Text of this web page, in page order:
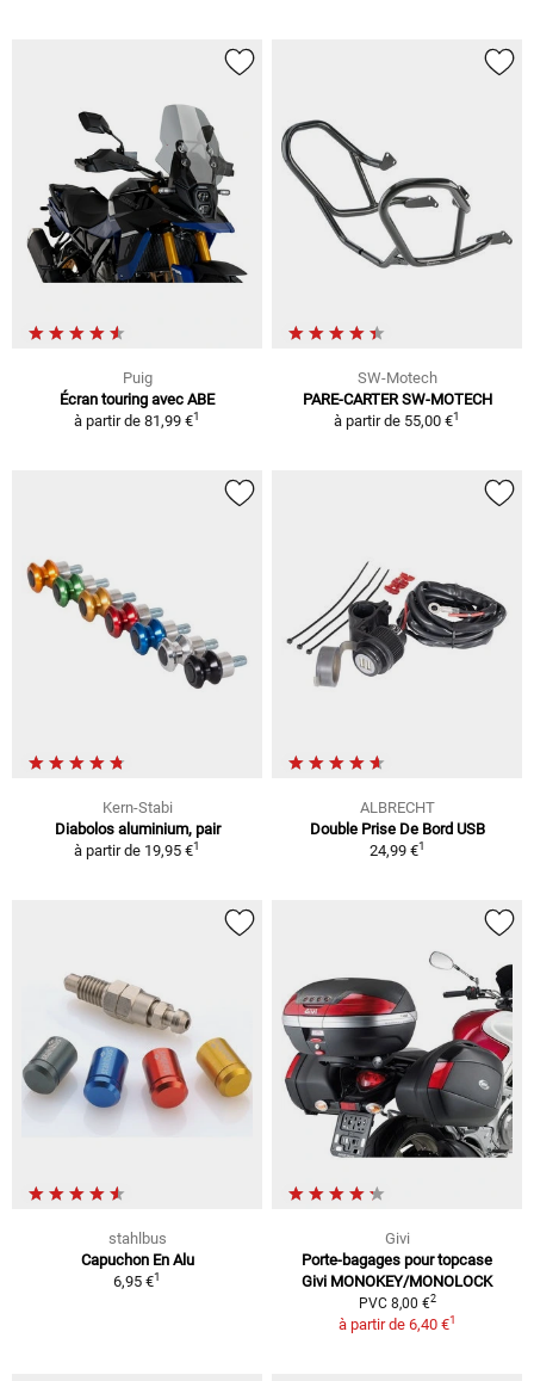
Puig
Écran touring avec ABE
à partir de 81,99 €1
SW-Motech
PARE-CARTER SW-MOTECH
à partir de 55,00 €1
Kern-Stabi
Diabolos aluminium, pair
à partir de 19,95 €1
ALBRECHT
Double Prise De Bord USB
24,99 €1
stahlbus
Capuchon En Alu
6,95 €1
Givi
Porte-bagages pour topcase
Givi MONOKEY/MONOLOCK
PVC 8,00 €2
à partir de 6,40 €1